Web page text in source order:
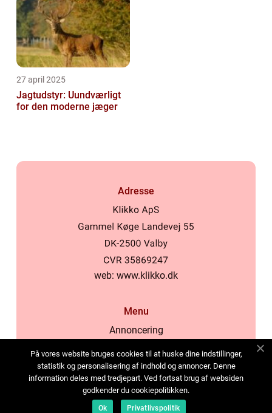
27 april 2025
Jagtudstyr: Uundværligt
for den moderne jæger
Adresse
web: www.klikko.dk
Menu
Annoncering
Cookies
Kontakt os
Sitemap
På vores website bruges cookies til at huske dine indstillinger,
statistik og personalisering af indhold og annoncer. Denne
information deles med tredjepart. Ved fortsat brug af websiden
godkender du cookiepolitikken.
Ok Privatlivspolitik